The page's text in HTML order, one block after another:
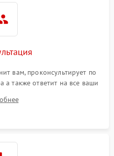
вам, проконсультирует по
а также ответит на все ваши